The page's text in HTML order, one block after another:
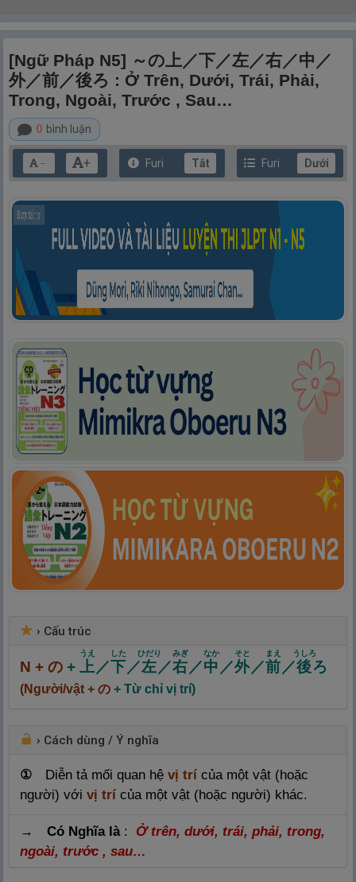
[Ngữ Pháp N5] ～の上／下／左／右／中／
外／前／後ろ : Ở Trên, Dưới, Trái, Phải,
Trong, Ngoài, Trước , Sau…
0 bình luận
－ + Furi Tắt Furi Dưới
› Cấu trúc
N + の +
上
うえ
／下
した
／左
ひだり
／右
みぎ
／中
なか
／外
そと
／前
まえ
／後
うしろ
ろ
(Người/vật + の + Từ chỉ vị trí)
› Cách dùng / Ý nghĩa
① Diễn tả mối quan hệ vị trí của một vật (hoặc
người) với vị trí của một vật (hoặc người) khác.
→ Có Nghĩa là: Ở trên, dưới, trái, phải, trong,
ngoài, trước , sau…